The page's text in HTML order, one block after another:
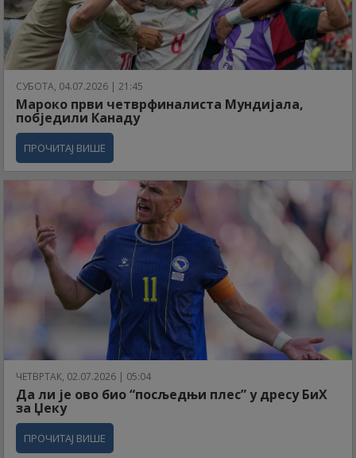
СУБОТА, 04.07.2026 | 21:45
Мароко први четврфиналиста Мундијала,
побједили Канаду
ПРОЧИТАЈ ВИШЕ
ЧЕТВРТАК, 02.07.2026 | 05:04
Да ли је ово био “посљедњи плес” у дресу БиХ
за Џеку
ПРОЧИТАЈ ВИШЕ